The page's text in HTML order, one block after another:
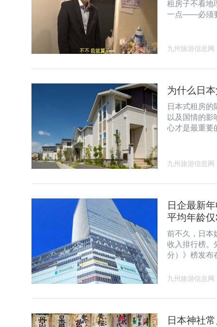
租房子不看地
一点——必须
九州旅游信息网
为什么日
日本式租房
以及国情的影
心才是最重要
九州旅游信息网
日企最新
平均年龄
前不久，日本
收入排行榜。
分）》榜发布
九州旅游信息网
日本神社